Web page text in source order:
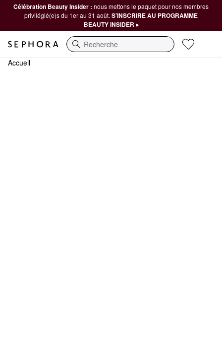
Célébration Beauty Insider : nous mettons le paquet pour nos membres
privilégié(e)s du 1er au 31 août. S’INSCRIRE AU PROGRAMME
BEAUTY INSIDER ▸
Recherche
Accueil